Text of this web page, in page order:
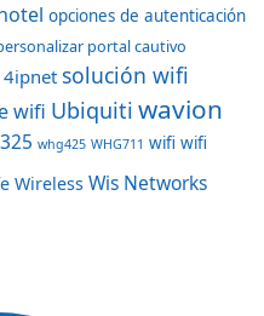
opciones de autenticación
portal cautivo
solución wifi
wifi Ubiquiti wavion
whg425 WHG711 wifi wifi
Wireless Wis Networks